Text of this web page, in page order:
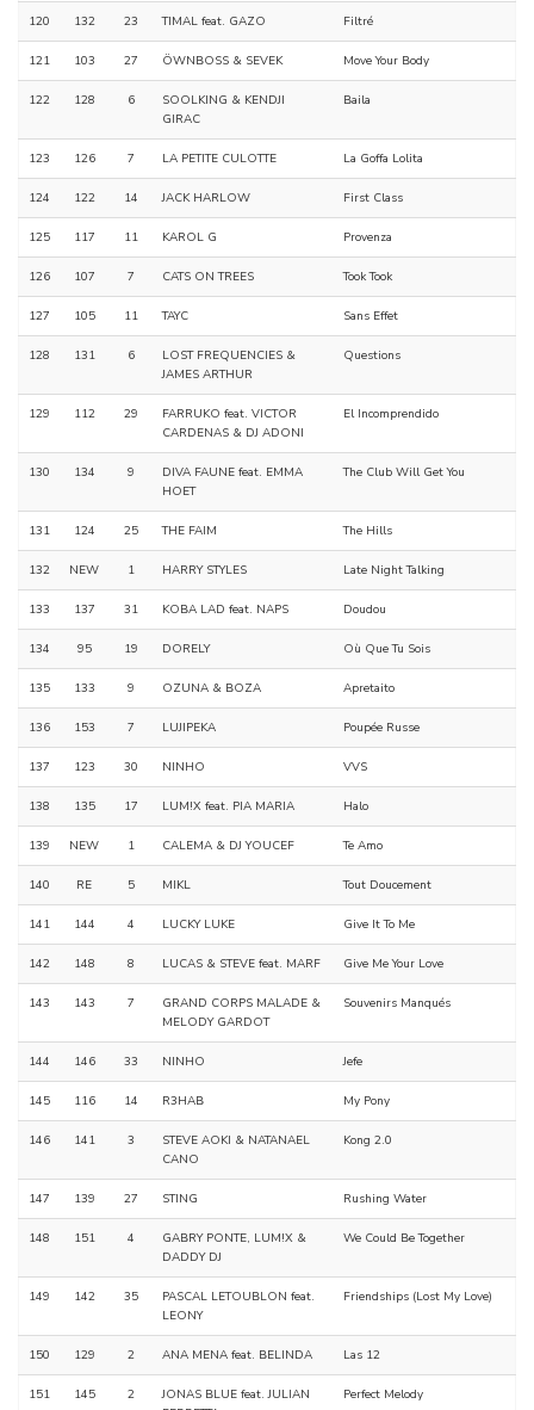
120 132 23 TIMAL feat. GAZO Filtré
121 103 27 ÖWNBOSS & SEVEK Move Your Body
122 128 6
SOOLKING & KENDJI
GIRAC
Baila
123 126 7 LA PETITE CULOTTE La Goffa Lolita
124 122 14 JACK HARLOW First Class
125 117 11 KAROL G Provenza
126 107 7 CATS ON TREES Took Took
127 105 11 TAYC Sans Effet
128 131 6
LOST FREQUENCIES &
JAMES ARTHUR
Questions
129 112 29
FARRUKO feat. VICTOR
CARDENAS & DJ ADONI
El Incomprendido
130 134 9
DIVA FAUNE feat. EMMA
HOET
The Club Will Get You
131 124 25 THE FAIM The Hills
132 NEW 1 HARRY STYLES Late Night Talking
133 137 31 KOBA LAD feat. NAPS Doudou
134 95 19 DORELY Où Que Tu Sois
135 133 9 OZUNA & BOZA Apretaito
136 153 7 LUJIPEKA Poupée Russe
137 123 30 NINHO VVS
138 135 17 LUM!X feat. PIA MARIA Halo
139 NEW 1 CALEMA & DJ YOUCEF Te Amo
140 RE 5 MIKL Tout Doucement
141 144 4 LUCKY LUKE Give It To Me
142 148 8 LUCAS & STEVE feat. MARF Give Me Your Love
143 143 7
GRAND CORPS MALADE &
MELODY GARDOT
Souvenirs Manqués
144 146 33 NINHO Jefe
145 116 14 R3HAB My Pony
146 141 3
STEVE AOKI & NATANAEL
CANO
Kong 2.0
147 139 27 STING Rushing Water
148 151 4
GABRY PONTE, LUM!X &
DADDY DJ
We Could Be Together
149 142 35
PASCAL LETOUBLON feat.
LEONY
Friendships (Lost My Love)
150 129 2 ANA MENA feat. BELINDA Las 12
151 145 2
JONAS BLUE feat. JULIAN
Perfect Melody